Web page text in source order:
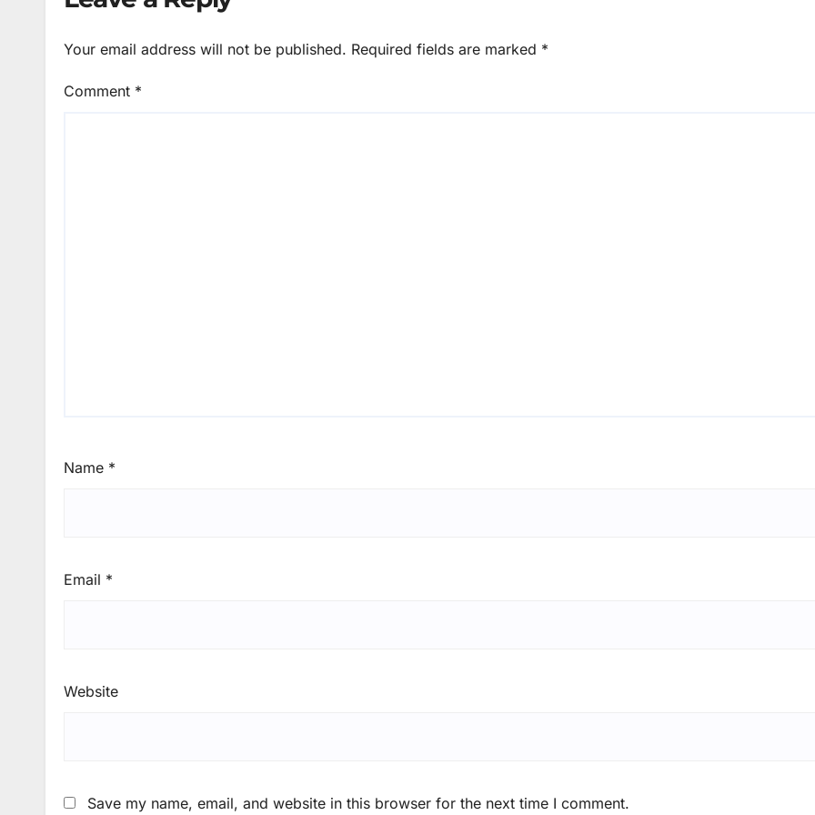
Your email address will not be published. Required fields are marked *
Comment *
Name *
Email *
Website
Save my name, email, and website in this browser for the next time I comment.